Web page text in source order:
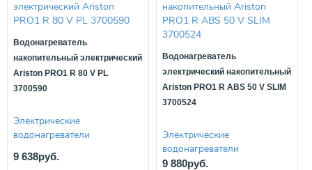
Водонагреватель
накопительный электрический
Ariston PRO1 R 80 V PL
3700590
Электрические
водонагреватели
9 638руб.
Водонагреватель
электрический накопительный
Ariston PRO1 R ABS 50 V SLIM
3700524
Электрические
водонагреватели
9 880руб.